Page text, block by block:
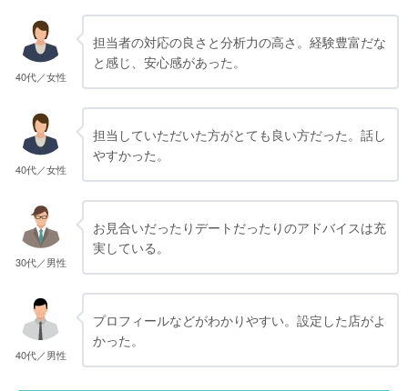
40代／女性
担当者の対応の良さと分析力の高さ。経験豊富だな
と感じ、安心感があった。
40代／女性
担当していただいた方がとても良い方だった。話し
やすかった。
30代／男性
お見合いだったりデートだったりのアドバイスは充
実している。
40代／男性
プロフィールなどがわかりやすい。設定した店がよ
かった。